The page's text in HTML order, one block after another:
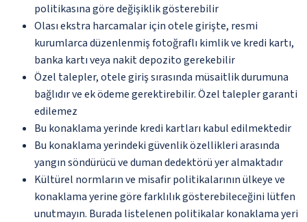
politikasına göre değişiklik gösterebilir
Olası ekstra harcamalar için otele girişte, resmi
kurumlarca düzenlenmiş fotoğraflı kimlik ve kredi kartı,
banka kartı veya nakit depozito gerekebilir
Özel talepler, otele giriş sırasında müsaitlik durumuna
bağlıdır ve ek ödeme gerektirebilir. Özel talepler garanti
edilemez
Bu konaklama yerinde kredi kartları kabul edilmektedir
Bu konaklama yerindeki güvenlik özellikleri arasında
yangın söndürücü ve duman dedektörü yer almaktadır
Kültürel normların ve misafir politikalarının ülkeye ve
konaklama yerine göre farklılık gösterebileceğini lütfen
unutmayın. Burada listelenen politikalar konaklama yeri